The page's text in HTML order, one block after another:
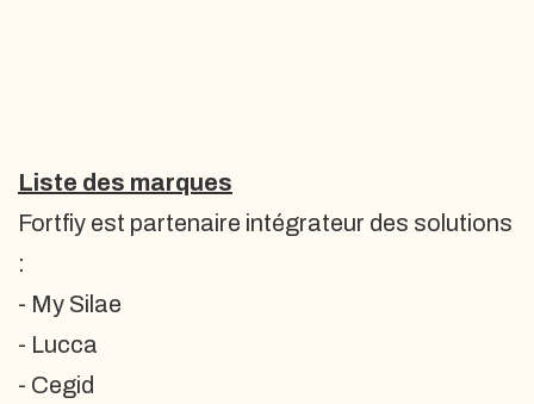
Liste des marques
Fortfiy est partenaire intégrateur des solutions
:
- My Silae
- Lucca
- Cegid